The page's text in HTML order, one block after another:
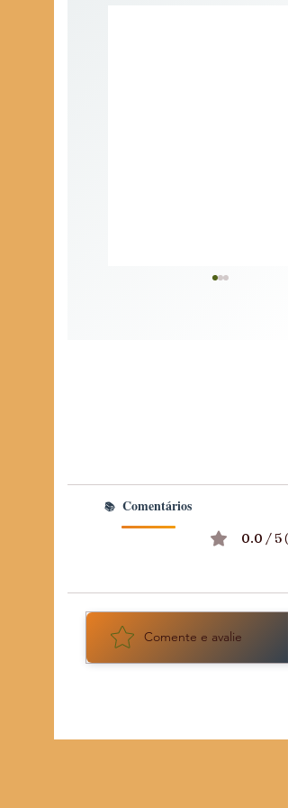
Comentários
0.0 / 5
Comente e avalie